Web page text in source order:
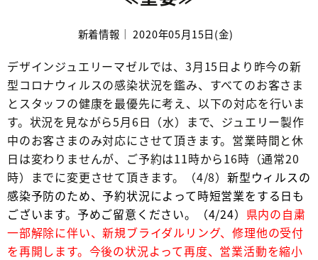
新着情報｜ 2020年05月15日(金)
デザインジュエリーマゼルでは、3月15日より昨今の新
型コロナウィルスの感染状況を鑑み、すべてのお客さま
とスタッフの健康を最優先に考え、以下の対応を行いま
す。状況を見ながら5月6日（水）まで、ジュエリー製作
中のお客さまのみ対応にさせて頂きます。営業時間と休
日は変わりませんが、ご予約は11時から16時（通常20
時）までに変更させて頂きます。（4/8） 新型ウィルスの
感染予防のため、予約状況によって時短営業をする日も
ございます。予めご留意ください。（4/24） 県内の自粛
一部解除に伴い、新規ブライダルリング、修理他の受付
を再開します。今後の状況よって再度、営業活動を縮小